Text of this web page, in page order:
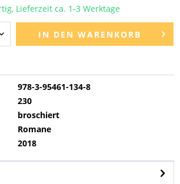
Lieferzeit ca. 1-3 Werktage
IN DEN WARENKORB
978-3-95461-134-8
230
broschiert
Romane
2018